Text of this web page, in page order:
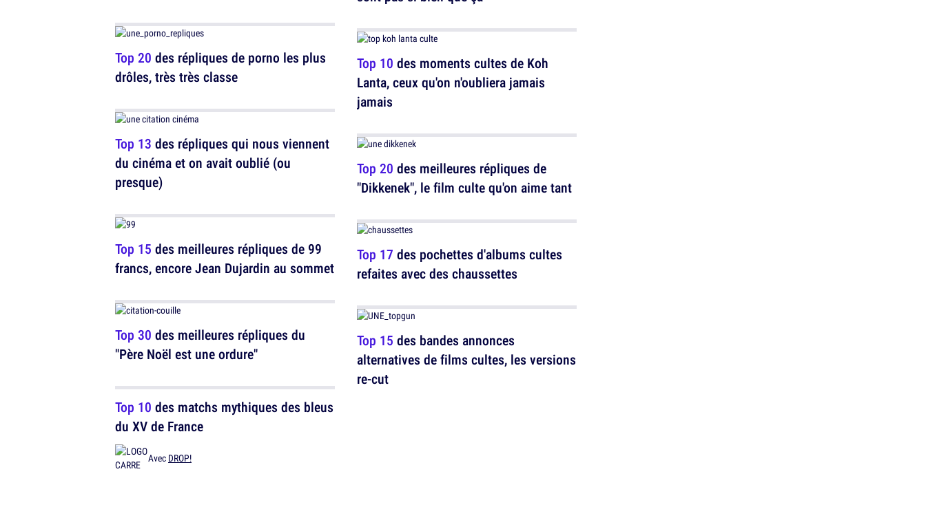
Top 20 des répliques de porno les plus
drôles, très très classe
Top 13 des répliques qui nous viennent
du cinéma et on avait oublié (ou
presque)
Top 15 des meilleures répliques de 99
francs, encore Jean Dujardin au sommet
Top 30 des meilleures répliques du
"Père Noël est une ordure"
Top 10 des matchs mythiques des bleus
du XV de France
Avec DROP!
Top 10 des moments cultes de Koh
Lanta, ceux qu'on n'oubliera jamais
jamais
Top 20 des meilleures répliques de
"Dikkenek", le film culte qu'on aime tant
Top 17 des pochettes d'albums cultes
refaites avec des chaussettes
Top 15 des bandes annonces
alternatives de films cultes, les versions
re-cut